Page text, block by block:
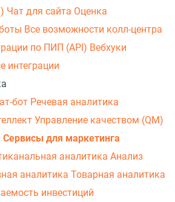
Чат для сайта Оценка
Все возможности колл-центра
по ПИП (API) Вебхуки
интеграции
бот Речевая аналитика
Управление качеством (QM)
Сервисы для маркетинга
аналитика Анализ
аналитика Товарная аналитика
инвестиций